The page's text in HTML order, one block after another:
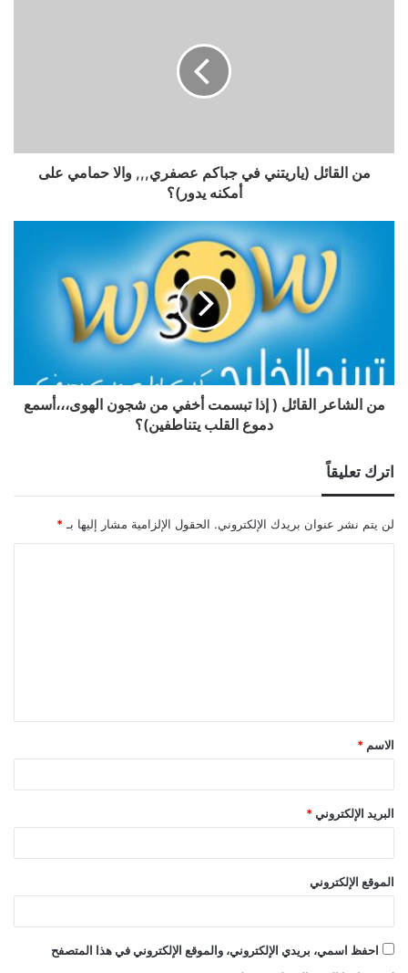
من القائل (ياريتني في جباكم عصفري,,, والا حمامي على
أمكنه يدور)؟
من الشاعر القائل ( إذا تبسمت أخفي من شجون الهوى،،،أسمع
دموع القلب يتناطفين)؟
اترك تعليقاً
لن يتم نشر عنوان بريدك الإلكتروني. الحقول الإلزامية مشار إليها بـ *
ق
*
الاسم *
البريد الإلكتروني *
الموقع الإلكتروني
احفظ اسمي، بريدي الإلكتروني، والموقع الإلكتروني في هذا المتصفح